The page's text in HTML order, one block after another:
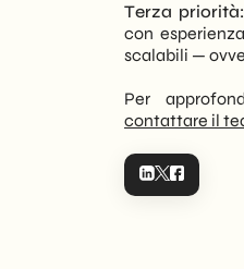
Terza
con
scalabili —
Per
contattare il